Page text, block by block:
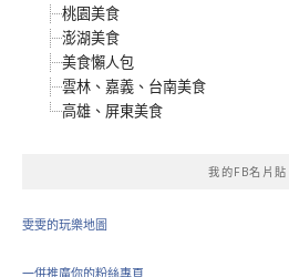
桃園美食
澎湖美食
美食懶人包
雲林、嘉義、台南美食
高雄、屏東美食
我的FB名片貼
雯雯的玩樂地圖
一併推廣你的粉絲專頁